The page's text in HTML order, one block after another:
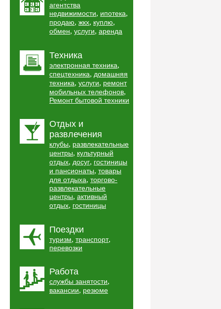
агентства
недвижимости, ипотека,
продаю, жкх, куплю,
обмен, услуги, аренда
Техника
электронная техника,
спецтехника, домашняя
техника, услуги, ремонт
мобильных телефонов,
Ремонт бытовой техники
Отдых и
развлечения
клубы, развлекательные
центры, культурный
отдых, досуг, гостиницы
и пансионаты, товары
для отдыха, торгово-
развлекательные
центры, активный
отдых, гостиницы
Поездки
туризм, транспорт,
перевозки
Работа
службы занятости,
вакансии, резюме